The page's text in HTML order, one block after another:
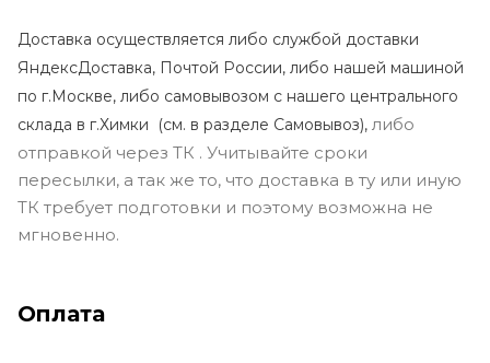
Доставка осуществляется либо службой доставки
ЯндексДоставка, Почтой России, либо нашей машиной
по г.Москве, либо самовывозом с нашего центрального
склада в г.Химки (см. в разделе Самовывоз), либо
отправкой через ТК . Учитывайте сроки
пересылки, а так же то, что доставка в ту или иную
ТК требует подготовки и поэтому возможна не
мгновенно.
Оплата